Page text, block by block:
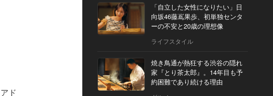
ド
「自立した女性になりたい」日
向坂46藤嶌果歩、初単独センタ
ーの不安と20歳の理想像
ライフスタイル
焼き鳥通が熱狂する渋谷の隠れ
家『とり茶太郎』。14年目も予
約困難であり続ける理由